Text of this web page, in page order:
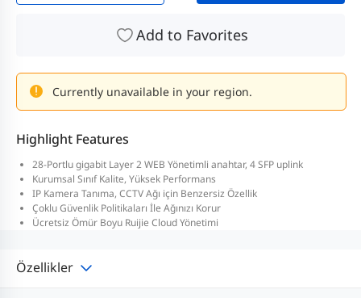
Add to Favorites
Currently unavailable in your region.
Highlight Features
28-Portlu gigabit Layer 2 WEB Yönetimli anahtar, 4 SFP uplink
Kurumsal Sınıf Kalite, Yüksek Performans
IP Kamera Tanıma, CCTV Ağı için Benzersiz Özellik
Çoklu Güvenlik Politikaları İle Ağınızı Korur
Ücretsiz Ömür Boyu Ruijie Cloud Yönetimi
Özellikler